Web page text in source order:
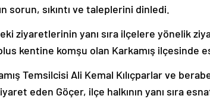
sorun, sıkıntı ve taleplerini dinledi.
ziyaretlerinin yanı sıra ilçelere yönelik
kentine komşu olan Karkamış ilçesinde
Temsilcisi Ali Kemal Kılıçparlar ve
eden Göçer, ilçe halkının yanı sıra